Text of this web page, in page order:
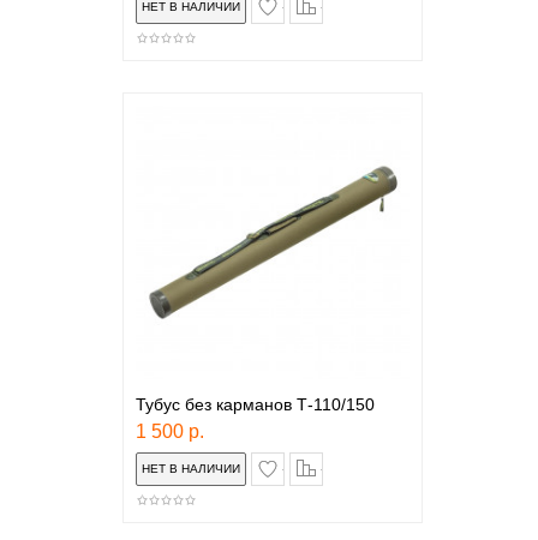
Тубус без карманов Т-110/150
1 500 р.
в закладки